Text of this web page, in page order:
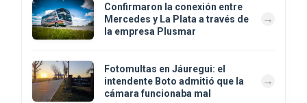
Confirmaron la conexión entre
Mercedes y La Plata a través de
la empresa Plusmar
Fotomultas en Jáuregui: el
intendente Boto admitió que la
cámara funcionaba mal